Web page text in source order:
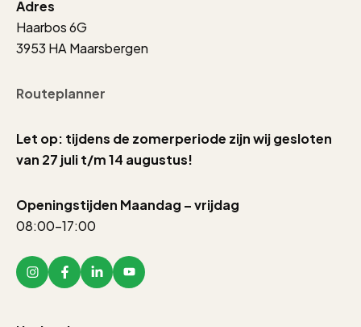
Adres
Haarbos 6G
3953 HA Maarsbergen
Routeplanner
Let op: tijdens de zomerperiode zijn wij gesloten
van 27 juli t/m 14 augustus!
Openingstijden Maandag – vrijdag
08:00-17:00